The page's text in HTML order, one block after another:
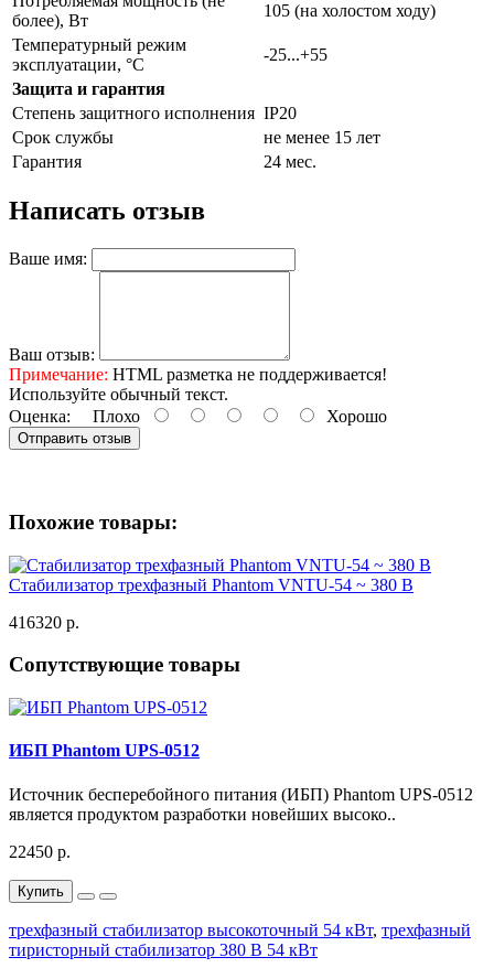
более), Вт
105 (на холостом ходу)
Температурный режим
эксплуатации, °С
-25...+55
Защита и гарантия
Степень защитного исполнения IP20
Срок службы
не менее 15 лет
Гарантия
24 мес.
Написать отзыв
Ваше имя:
Ваш отзыв:
Примечание: HTML разметка не поддерживается!
Используйте обычный текст.
Оценка: Плохо Хорошо
Отправить отзыв
Похожие товары:
Стабилизатор трехфазный Phantom VNTU-54 ~ 380 В
416320 р.
Сопутствующие товары
ИБП Phantom UPS-0512
Источник бесперебойного питания (ИБП) Phantom UPS-0512
является продуктом разработки новейших высоко..
22450 р.
Купить
трехфазный стабилизатор высокоточный 54 кВт, трехфазный
тиристорный стабилизатор 380 В 54 кВт